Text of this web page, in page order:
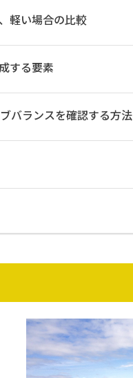
軽い場合の比較
する要素
バランスを確認する方法